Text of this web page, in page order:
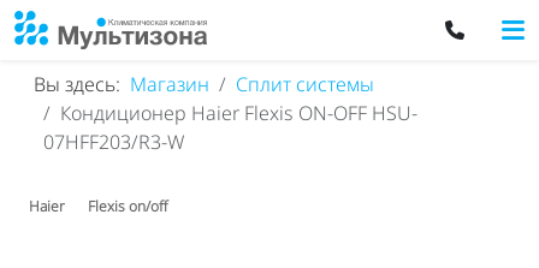
Вы здесь: Магазин
Сплит системы
Кондиционер Haier Flexis ON-OFF HSU-
07HFF203/R3-W
Haier Flexis on/off